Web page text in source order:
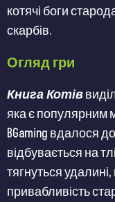
котячі боги
скарбів.
Огляд гри
Книга Котів
яка є популярним
BGaming вдалося
відбувається на
тягнуться
привабливість